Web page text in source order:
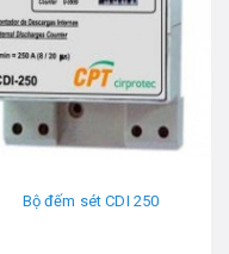
Bộ đếm sét CDI 250